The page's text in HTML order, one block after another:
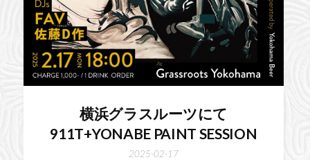
横浜グラスルーツにて
911T+YONABE PAINT SESSION
2025-02-17